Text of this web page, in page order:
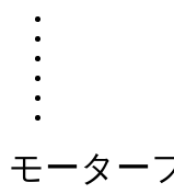
モーター